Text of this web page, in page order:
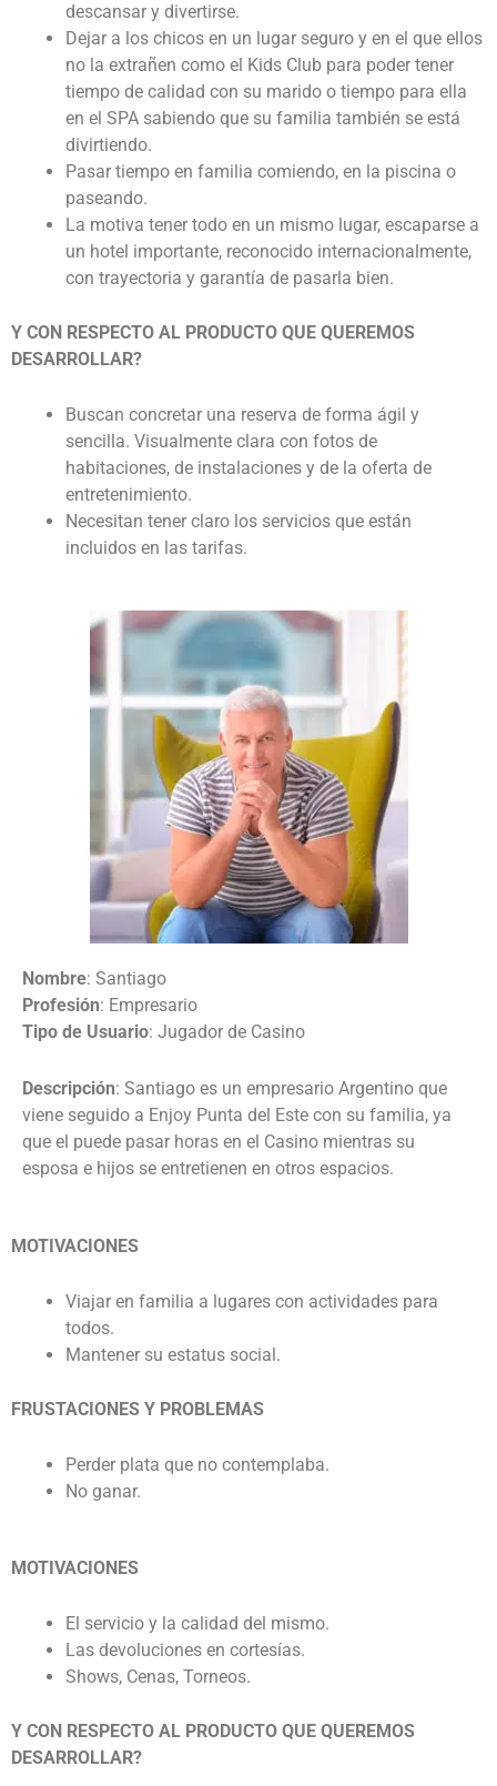
descansar y divertirse.
Dejar a los chicos en un lugar seguro y en el que ellos
no la extrañen como el Kids Club para poder tener
tiempo de calidad con su marido o tiempo para ella
en el SPA sabiendo que su familia también se está
divirtiendo.
Pasar tiempo en familia comiendo, en la piscina o
paseando.
La motiva tener todo en un mismo lugar, escaparse a
un hotel importante, reconocido internacionalmente,
con trayectoria y garantía de pasarla bien.
Y CON RESPECTO AL PRODUCTO QUE QUEREMOS
DESARROLLAR?
Buscan concretar una reserva de forma ágil y
sencilla. Visualmente clara con fotos de
habitaciones, de instalaciones y de la oferta de
entretenimiento.
Necesitan tener claro los servicios que están
incluidos en las tarifas.
Nombre: Santiago
Profesión: Empresario
Tipo de Usuario: Jugador de Casino
Descripción: Santiago es un empresario Argentino que
viene seguido a Enjoy Punta del Este con su familia, ya
que el puede pasar horas en el Casino mientras su
esposa e hijos se entretienen en otros espacios.
MOTIVACIONES
Viajar en familia a lugares con actividades para
todos.
Mantener su estatus social.
FRUSTACIONES Y PROBLEMAS
Perder plata que no contemplaba.
No ganar.
MOTIVACIONES
El servicio y la calidad del mismo.
Las devoluciones en cortesías.
Shows, Cenas, Torneos.
Y CON RESPECTO AL PRODUCTO QUE QUEREMOS
DESARROLLAR?